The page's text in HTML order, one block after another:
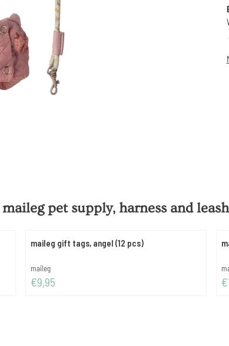
maileg pet supply, harness and
maileg gift tags, angel (12 pcs)
Merk:
maileg
Prijs: 9,95
€9,95